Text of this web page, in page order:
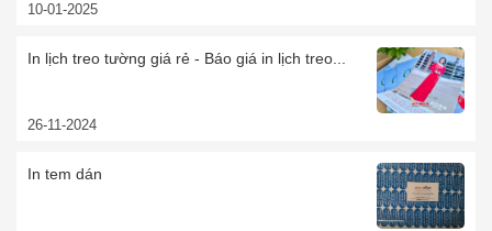
10-01-2025
In lịch treo tường giá rẻ - Báo giá in lịch treo...
26-11-2024
In tem dán